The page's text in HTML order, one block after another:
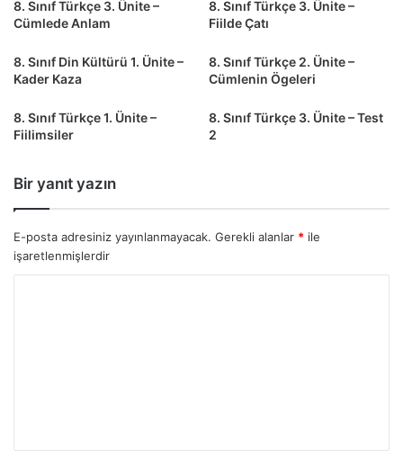
8. Sınıf Türkçe 3. Ünite –
Cümlede Anlam
8. Sınıf Türkçe 3. Ünite –
Fiilde Çatı
8. Sınıf Din Kültürü 1. Ünite –
Kader Kaza
8. Sınıf Türkçe 2. Ünite –
Cümlenin Ögeleri
8. Sınıf Türkçe 1. Ünite –
Fiilimsiler
8. Sınıf Türkçe 3. Ünite – Test
2
Bir yanıt yazın
E-posta adresiniz yayınlanmayacak. Gerekli alanlar * ile
işaretlenmişlerdir